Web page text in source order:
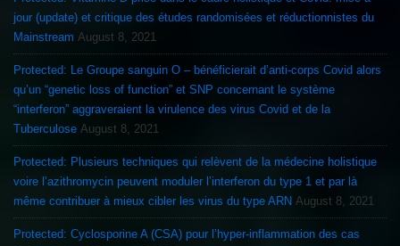
jour (update) et critique des études randomisées et réductionnistes du
Mainstream August 8, 2021
Protected: Le Groupe sanguin O – bénéficierait d’anti-corps Covid alors
qu’un “genetic loss of function” et SNP concernant le système
“interferon” aggraveraient la virulence des virus Covid et de la
Tuberculose August 8, 2021
Protected: Plusieurs techniques qui relèvent de la médecine holistique
voire l’azithromycin peuvent moduler l’interferon du type 1 et par là
même contribuer à mieux cibler les virus du type ARN August 8, 2021
Protected: Cyclosporine A (CSA) pour l’hyper-inflammation des cas